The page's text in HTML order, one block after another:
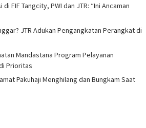
FIF Tangcity, PWI dan JTR: “Ini Ancaman
JTR Adukan Pengangkatan Perangkat di
Mandastana Program Pelayanan
Prioritas
Pakuhaji Menghilang dan Bungkam Saat